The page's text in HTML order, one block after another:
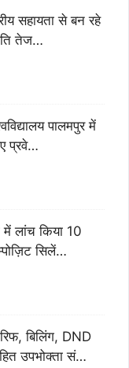
सहायता से बन रहे
तेज…
पालमपुर में
प्रवे…
लांच किया 10
सिलें…
बिलिंग, DND
उपभोक्ता सं…